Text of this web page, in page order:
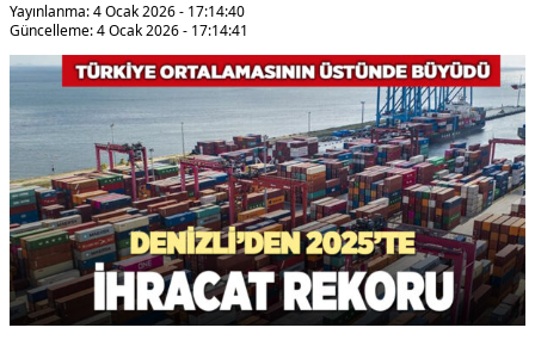
Yayınlanma: 4 Ocak 2026 - 17:14:40
Güncelleme: 4 Ocak 2026 - 17:14:41